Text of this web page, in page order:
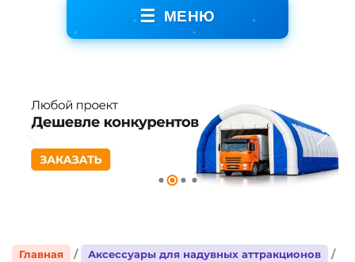
☰ МЕНЮ
Главная
Аксессуары для надувных аттракционов